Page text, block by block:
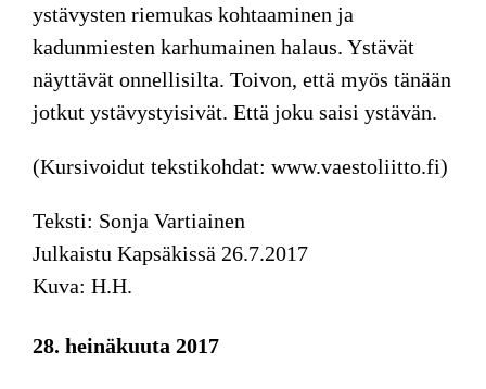
ystävysten riemukas kohtaaminen ja
kadunmiesten karhumainen halaus. Ystävät
näyttävät onnellisilta. Toivon, että myös tänään
jotkut ystävystyisivät. Että joku saisi ystävän.
(Kursivoidut tekstikohdat: www.vaestoliitto.fi)
Teksti: Sonja Vartiainen
Julkaistu Kapsäkissä 26.7.2017
Kuva: H.H.
28. heinäkuuta 2017